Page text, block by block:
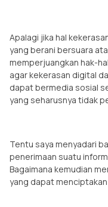
Apalagi jika hal
yang berani bersuara
memperjuangkan hak-
agar kekerasan digital
dapat bermedia sosial
yang seharusnya tidak
Tentu saya menyadari
penerimaan suatu
Bagaimana kemudian
yang dapat